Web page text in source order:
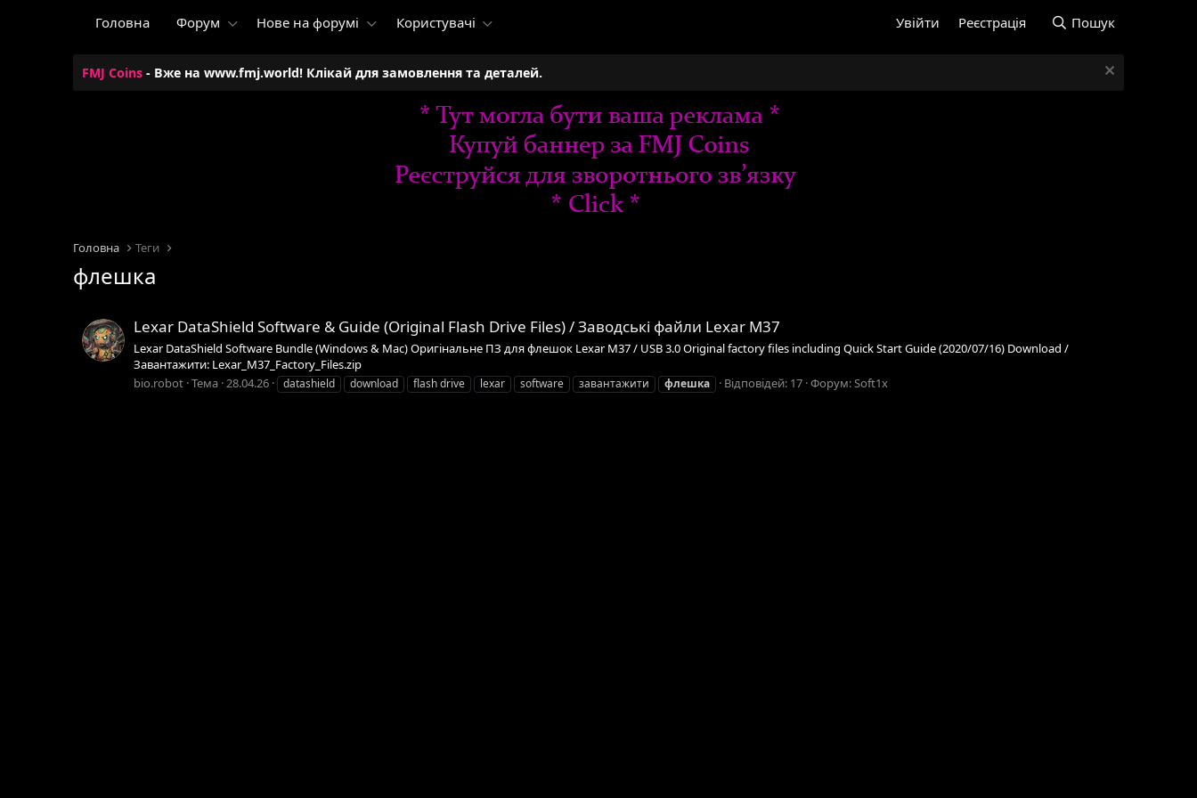
Головна Форум Нове на форумі Користувачі Увійти Реєстрація Пошук
FMJ Coins - Вже на www.fmj.world! Клікай для замовлення та деталей.
Головна Теги
флешка
Lexar DataShield Software & Guide (Original Flash Drive Files) / Заводські файли Lexar M37
Lexar DataShield Software Bundle (Windows & Mac) Оригінальне ПЗ для флешок Lexar M37 / USB 3.0 Original factory files including Quick Start Guide (2020/07/16) Download /
Завантажити: Lexar_M37_Factory_Files.zip
bio.robot Тема 28.04.26 datashield download flash drive lexar software завантажити флешка Відповідей: 17 Форум:Soft1x